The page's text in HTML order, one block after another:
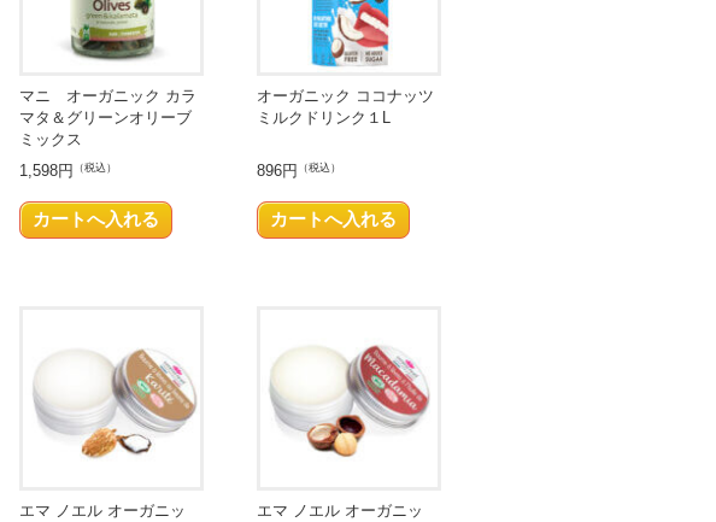
マニ オーガニック カラ
マタ＆グリーンオリーブ
ミックス
1,598円
（税込）
オーガニック ココナッツ
ミルクドリンク１L
896円 （税込）
エマ ノエル オーガニッ
エマ ノエル オーガニッ